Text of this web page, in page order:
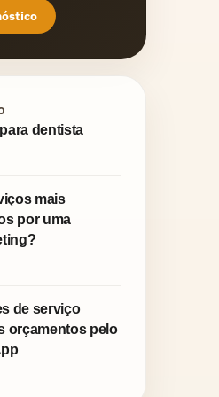
dentista
mais
por uma
de serviço
orçamentos pelo